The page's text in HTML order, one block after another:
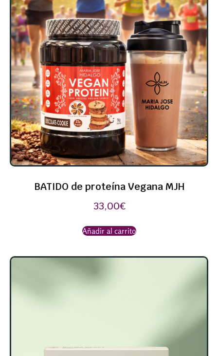
BATIDO de proteína Vegana MJH
33,00€
Añadir al carrito